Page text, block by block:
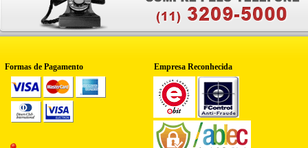
Formas de Pagamento Empresa Reconhecida